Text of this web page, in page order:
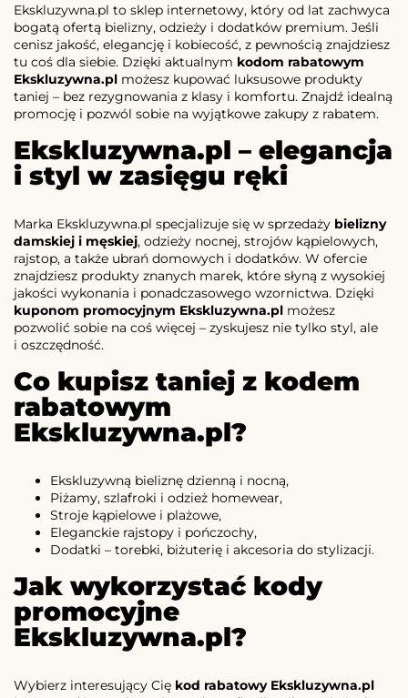
Ekskluzywna.pl to sklep internetowy, który od lat zachwyca
bogatą ofertą bielizny, odzieży i dodatków premium. Jeśli
cenisz jakość, elegancję i kobiecość, z pewnością znajdziesz
tu coś dla siebie. Dzięki aktualnym kodom rabatowym
Ekskluzywna.pl możesz kupować luksusowe produkty
taniej – bez rezygnowania z klasy i komfortu. Znajdź idealną
promocję i pozwól sobie na wyjątkowe zakupy z rabatem.
Ekskluzywna.pl – elegancja
i styl w zasięgu ręki
Marka Ekskluzywna.pl specjalizuje się w sprzedaży bielizny
damskiej i męskiej, odzieży nocnej, strojów kąpielowych,
rajstop, a także ubrań domowych i dodatków. W ofercie
znajdziesz produkty znanych marek, które słyną z wysokiej
jakości wykonania i ponadczasowego wzornictwa. Dzięki
kuponom promocyjnym Ekskluzywna.pl możesz
pozwolić sobie na coś więcej – zyskujesz nie tylko styl, ale
i oszczędność.
Co kupisz taniej z kodem
rabatowym
Ekskluzywna.pl?
Ekskluzywną bieliznę dzienną i nocną,
Piżamy, szlafroki i odzież homewear,
Stroje kąpielowe i plażowe,
Eleganckie rajstopy i pończochy,
Dodatki – torebki, biżuterię i akcesoria do stylizacji.
Jak wykorzystać kody
promocyjne
Ekskluzywna.pl?
Wybierz interesujący Cię kod rabatowy Ekskluzywna.pl